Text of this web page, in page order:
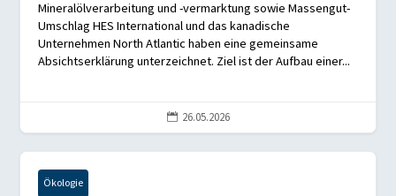
Mineralölverarbeitung und -vermarktung sowie Massengut-
Umschlag HES International und das kanadische
Unternehmen North Atlantic haben eine gemeinsame
Absichtserklärung unterzeichnet. Ziel ist der Aufbau einer...
 26.05.2026
Ökologie